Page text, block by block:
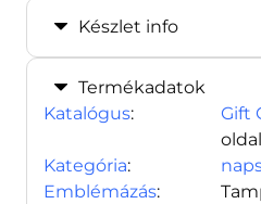
Készlet info
Termékadatok
Katalógus: Gift
oldal
Kategória:
Emblémázás: